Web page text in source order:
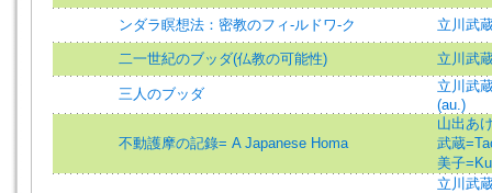
ンダラ瞑想法：密教のフィ-ルドワ-ク 立川武
二一世紀のブッダ(仏教の可能性) 立川武
三人のブッダ
立川武
(au.)
不動護摩の記錄= A Japanese Homa
山出あ
武蔵
美子
立川武